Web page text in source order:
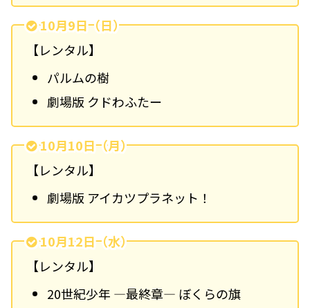
10月9日（日）
【レンタル】
パルムの樹
劇場版 クドわふたー
10月10日（月）
【レンタル】
劇場版 アイカツプラネット！
10月12日（水）
【レンタル】
20世紀少年 ―最終章― ぼくらの旗